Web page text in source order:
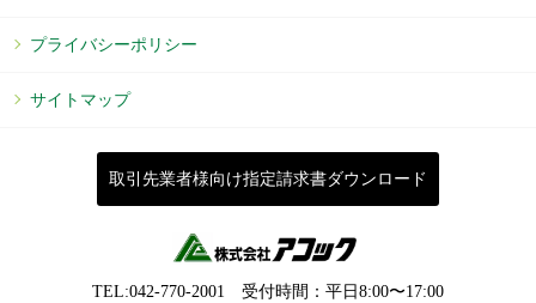
プライバシーポリシー
サイトマップ
取引先業者様向け指定請求書ダウンロード
TEL:042-770-2001 受付時間：平⽇8:00〜17:00